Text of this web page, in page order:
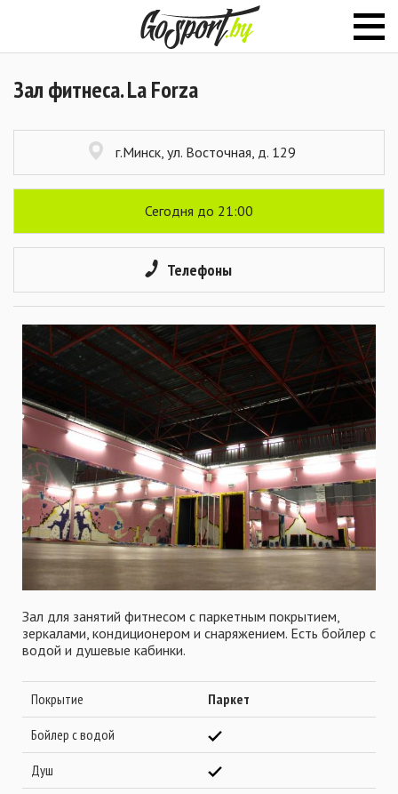
Зал фитнеса. La Forza
г.Минск, ул. Восточная, д. 129
Сегодня до 21:00
Телефоны
Зал для занятий фитнесом с паркетным покрытием,
зеркалами, кондиционером и снаряжением. Есть бойлер с
водой и душевые кабинки.
Покрытие
Паркет
Бойлер с водой
Душ